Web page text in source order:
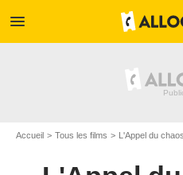
menu
Accueil Tous les films L'Appel du chaos